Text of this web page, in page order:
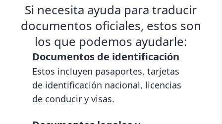
Si necesita ayuda para traducir
documentos oficiales, estos son
los que podemos ayudarle:
Documentos de identificación
Estos incluyen pasaportes, tarjetas
de identificación nacional, licencias
de conducir y visas.